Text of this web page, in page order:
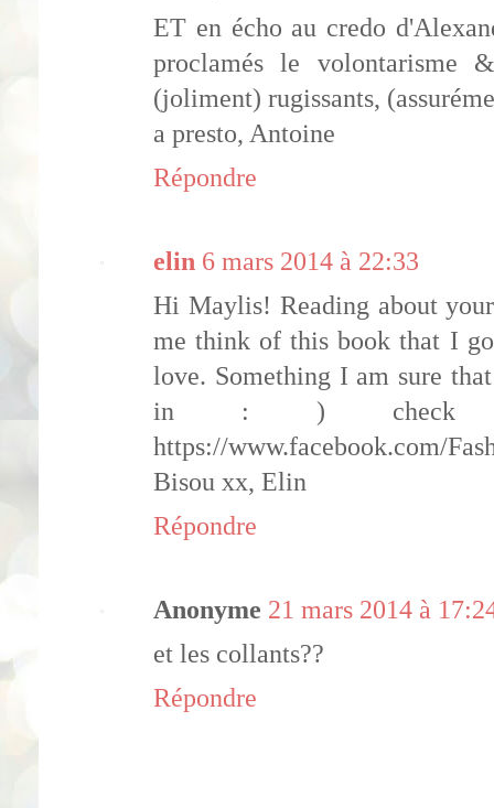
ET en écho au credo
proclamés le volontarisme
(joliment) rugissants,
a presto, Antoine
Répondre
elin 6 mars 2014 à 22:33
Hi Maylis! Reading about
me think of this book that I
love. Something I am sure
in : ) check
https://www.facebook.com/
Bisou xx, Elin
Répondre
Anonyme 21 mars 2014 à
et les collants??
Répondre